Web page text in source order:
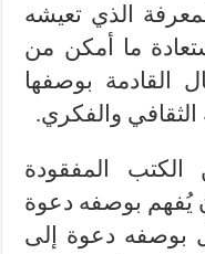
الذي تعيشه
ما أمكن من
القادمة بوصفها
والفكري.
المفقودة
يُفهم بوصفه دعوة
بوصفه دعوة إلى